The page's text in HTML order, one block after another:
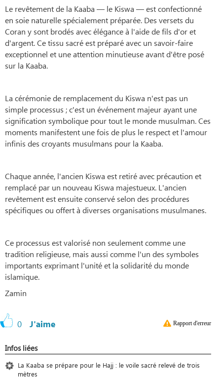
Le revêtement de la Kaaba — le Kiswa — est confectionné
en soie naturelle spécialement préparée. Des versets du
Coran y sont brodés avec élégance à l'aide de fils d'or et
d'argent. Ce tissu sacré est préparé avec un savoir-faire
exceptionnel et une attention minutieuse avant d'être posé
sur la Kaaba.
La cérémonie de remplacement du Kiswa n'est pas un
simple processus ; c'est un événement majeur ayant une
signification symbolique pour tout le monde musulman. Ces
moments manifestent une fois de plus le respect et l'amour
infinis des croyants musulmans pour la Kaaba.
Chaque année, l'ancien Kiswa est retiré avec précaution et
remplacé par un nouveau Kiswa majestueux. L'ancien
revêtement est ensuite conservé selon des procédures
spécifiques ou offert à diverses organisations musulmanes.
Ce processus est valorisé non seulement comme une
tradition religieuse, mais aussi comme l'un des symboles
importants exprimant l'unité et la solidarité du monde
islamique.
Zamin
0 J'aime Rapport d'erreur
Infos liées
La Kaaba se prépare pour le Hajj : le voile sacré relevé de trois
mètres